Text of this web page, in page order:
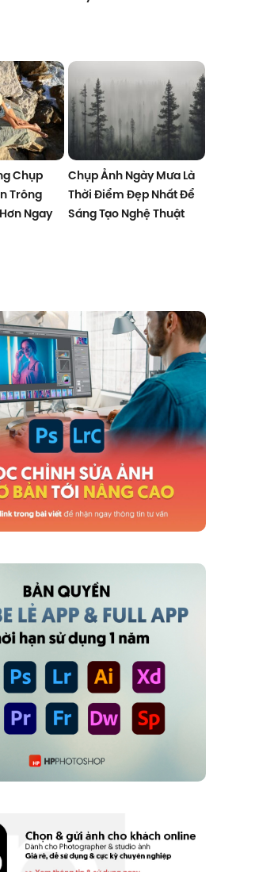
Chụp
Trông
Ngay
Chụp Ảnh Ngày Mưa Là
Thời Điểm Đẹp Nhất Để
Sáng Tạo Nghệ Thuật